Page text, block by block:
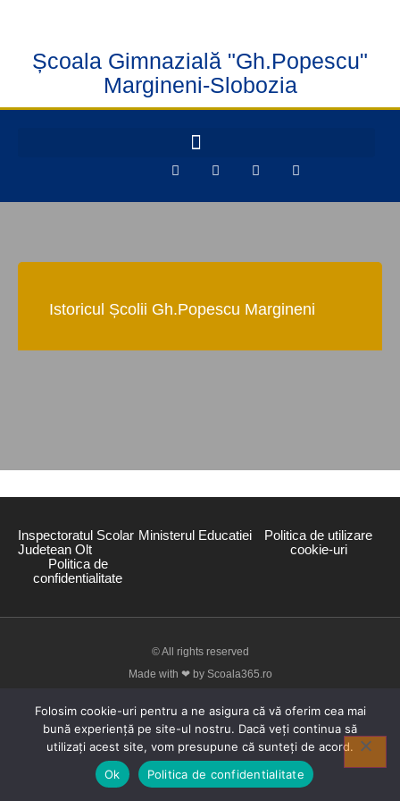
Școala Gimnazială "Gh.Popescu"
Margineni-Slobozia
Istoricul Școlii Gh.Popescu Margineni
Inspectoratul Scolar
Judetean Olt
Ministerul Educatiei
Politica de utilizare
cookie-uri
Politica de
confidentialitate
© All rights reserved
Made with ❤ by Scoala365.ro
Folosim cookie-uri pentru a ne asigura că vă oferim cea mai
bună experiență pe site-ul nostru. Dacă veți continua să
utilizați acest site, vom presupune că sunteți de acord.
Ok
Politica de confidentialitate